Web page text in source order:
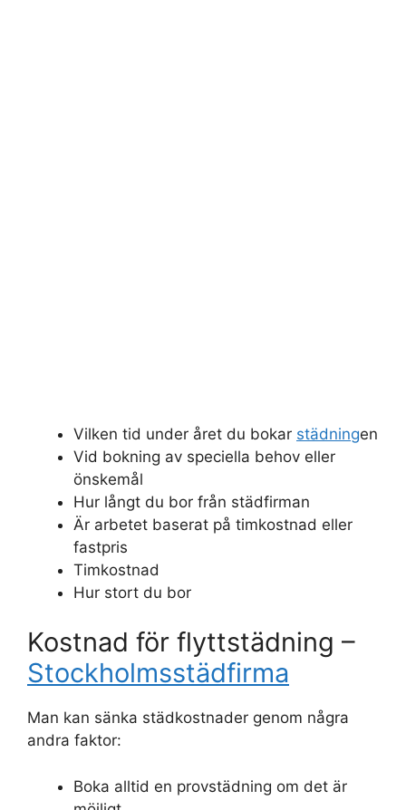
Vilken tid under året du bokar städningen
Vid bokning av speciella behov eller
önskemål
Hur långt du bor från städfirman
Är arbetet baserat på timkostnad eller
fastpris
Timkostnad
Hur stort du bor
Kostnad för flyttstädning –
Stockholmsstädfirma
Man kan sänka städkostnader genom några
andra faktor:
Boka alltid en provstädning om det är